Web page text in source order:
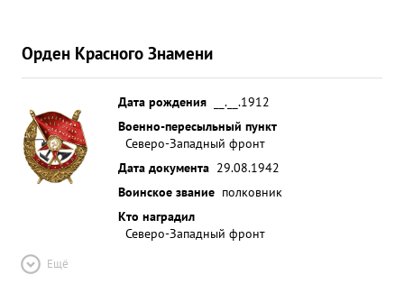
Орден Красного Знамени
Дата рождения
__.__.1912
Военно-пересыльный пункт
Северо-Западный фронт
Дата документа 29.08.1942
Воинское звание полковник
Кто наградил
Северо-Западный фронт
Ещё